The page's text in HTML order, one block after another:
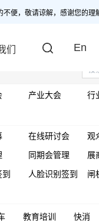
便，敬请谅解，感谢您的理
们 En
产业大会 行
在线研讨会 观
同期会管理 展
人脸识别签到 闸
教育培训 快消